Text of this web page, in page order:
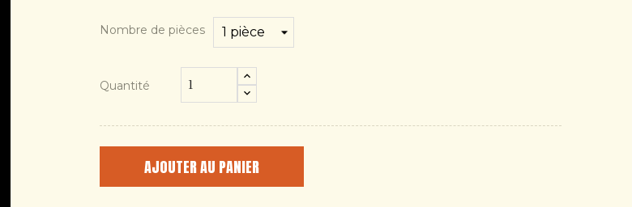
Nombre de pièces
Quantité
AJOUTER AU PANIER